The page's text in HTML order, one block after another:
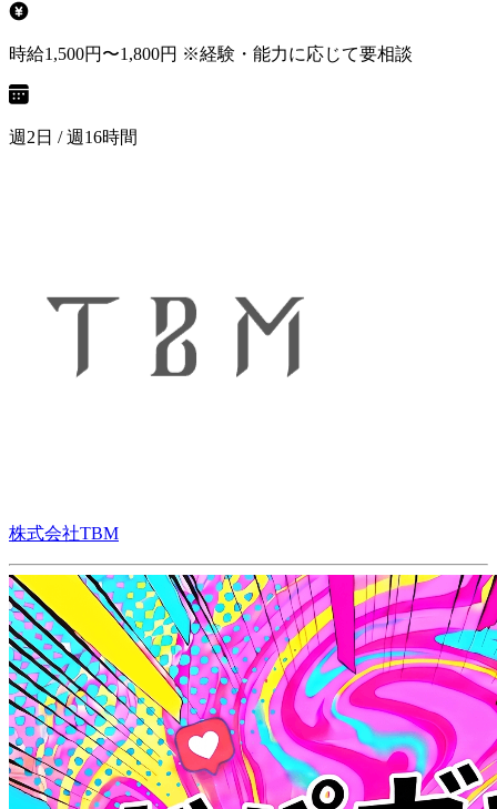
時給1,500円〜1,800円 ※経験・能力に応じて要相談
週2日 / 週16時間
株式会社TBM